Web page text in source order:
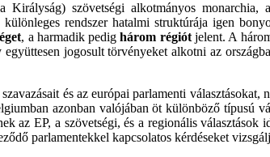
szövetségi alkotmányos
rendszer hatalmi struktúrája igen
, a harmadik pedighárom régiótjelent. A
jogosult törvényeket alkotni az
és az európai parlamenti
azonban valójában öt különböző típusú
az EP, a szövetségi, és a regionális
parlamentekkel kapcsolatos kérdéseket